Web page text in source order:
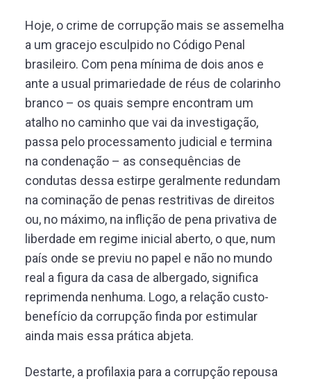
Hoje, o crime de corrupção mais se assemelha
a um gracejo esculpido no Código Penal
brasileiro. Com pena mínima de dois anos e
ante a usual primariedade de réus de colarinho
branco – os quais sempre encontram um
atalho no caminho que vai da investigação,
passa pelo processamento judicial e termina
na condenação – as consequências de
condutas dessa estirpe geralmente redundam
na cominação de penas restritivas de direitos
ou, no máximo, na inflição de pena privativa de
liberdade em regime inicial aberto, o que, num
país onde se previu no papel e não no mundo
real a figura da casa de albergado, significa
reprimenda nenhuma. Logo, a relação custo-
benefício da corrupção finda por estimular
ainda mais essa prática abjeta.
Destarte, a profilaxia para a corrupção repousa